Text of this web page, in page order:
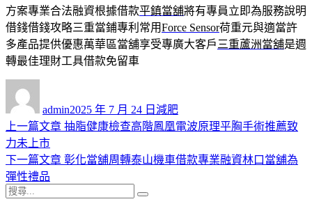
方案專業合法融資根據借款平鎮當舖將有專員立即為服務說明
借錢借錢攻略三重當鋪專利常用Force Sensor荷重元與適當許
多產品提供優惠萬華區當舖享受專廣大客戶 三重蘆洲當舖是週
轉最佳理財工具借款免留車
admin佈
日
2025 年 7 月 24 日 類
減肥
文
章
導
覽
上一篇文章 上
篇
抽脂健康檢查高階鳳凰電波原理平胸手術推薦致
力未上市
下一篇文章 下
彰化當舖周轉泰山機車借款專業融資林口當舖為
彈性禮品
搜